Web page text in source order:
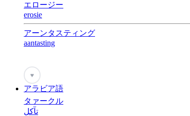
エロージー
erosie
アーンタスティング
aantasting
♥
アラビア語
タァークル
تآكل